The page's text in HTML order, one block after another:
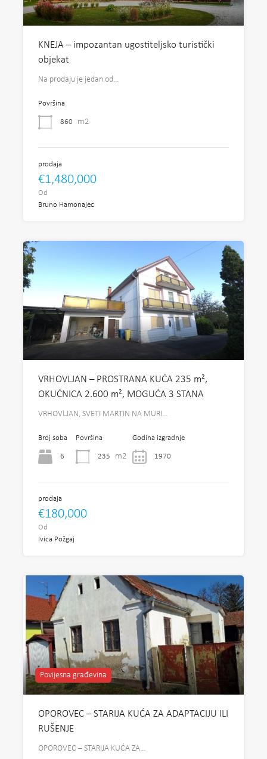
KNEJA – impozantan ugostiteljsko turistički
objekat
Na prodaju je jedan od…
Površina
860 m2
prodaja
€1,480,000
Od
Bruno Hamonajec
VRHOVLJAN – PROSTRANA KUĆA 235 m²,
OKUĆNICA 2.600 m², MOGUĆA 3 STANA
VRHOVLJAN, SVETI MARTIN NA MURI…
Broj soba
6
Površina
235 m2
Godina izgradnje
1970
prodaja
€180,000
Od
Ivica Požgaj
Povijesna građevina
OPOROVEC – STARIJA KUĆA ZA ADAPTACIJU ILI
RUŠENJE
OPOROVEC – STARIJA KUĆA ZA…